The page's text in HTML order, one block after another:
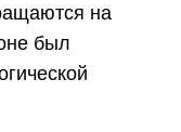
на
был